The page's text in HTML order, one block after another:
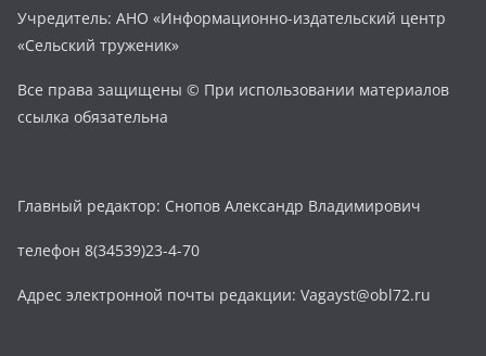
Учредитель: АНО «Информационно-издательский центр
«Сельский труженик»
Все права защищены © При использовании материалов
ссылка обязательна
Главный редактор: Снопов Александр Владимирович
телефон 8(34539)23-4-70
Адрес электронной почты редакции: Vagayst@obl72.ru